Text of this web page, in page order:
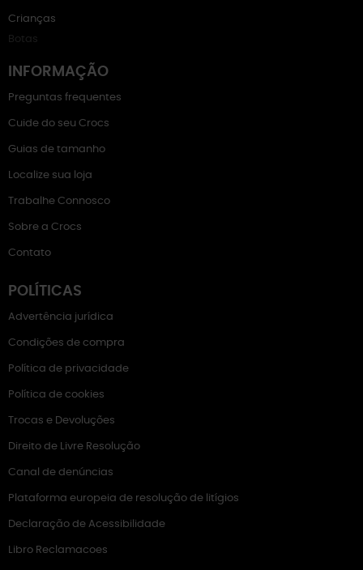
Crianças
Botas
INFORMAÇÃO
Preguntas frequentes
Cuide do seu Crocs
Guias de tamanho
Localize sua loja
Trabalhe Connosco
Sobre a Crocs
Contato
POLÍTICAS
Advertência jurídica
Condições de compra
Política de privacidade
Política de cookies
Trocas e Devoluções
Direito de Livre Resolução
Canal de denúncias
Plataforma europeia de resolução de litígios
Declaração de Acessibilidade
Libro Reclamacoes